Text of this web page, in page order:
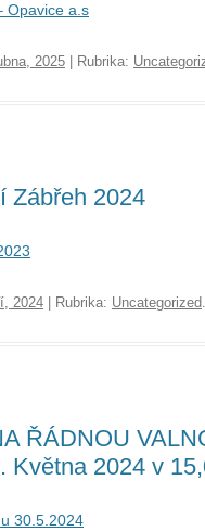
Opavice a.s
2025 | Rubrika:
Zábřeh 2024
2024 | Rubrika: Uncategorized.
ŘÁDNOU
Května 2024 v
30.5.2024